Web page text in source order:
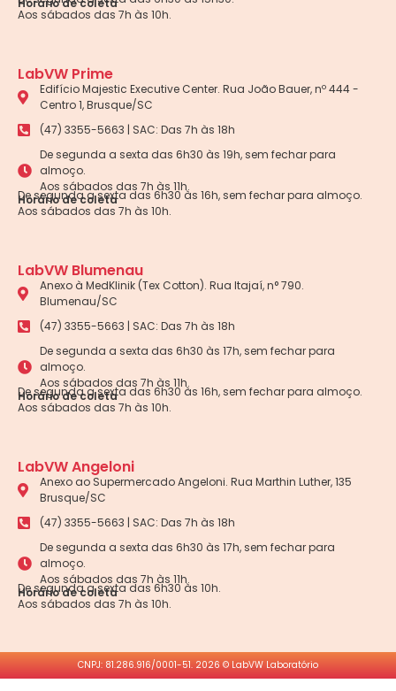
Horário de coleta
Aos sábados das 7h às 10h.
LabVW Prime
Edifício Majestic Executive Center. Rua João Bauer, nº 444 -
Centro 1, Brusque/SC
(47) 3355-5663 | SAC: Das 7h às 18h
De segunda a sexta das 6h30 às 19h, sem fechar para
almoço.
Aos sábados das 7h às 11h.
Horário de coleta
De segunda a sexta das 6h30 às 16h, sem fechar para almoço.
Aos sábados das 7h às 10h.
LabVW Blumenau
Anexo à MedKlinik (Tex Cotton). Rua Itajaí, n° 790.
Blumenau/SC
(47) 3355-5663 | SAC: Das 7h às 18h
De segunda a sexta das 6h30 às 17h, sem fechar para
almoço.
Aos sábados das 7h às 11h.
Horário de coleta
De segunda a sexta das 6h30 às 16h, sem fechar para almoço.
Aos sábados das 7h às 10h.
LabVW Angeloni
Anexo ao Supermercado Angeloni. Rua Marthin Luther, 135
Brusque/SC
(47) 3355-5663 | SAC: Das 7h às 18h
De segunda a sexta das 6h30 às 17h, sem fechar para
almoço.
Aos sábados das 7h às 11h.
Horário de coleta
De segunda a sexta das 6h30 às 10h.
Aos sábados das 7h às 10h.
CNPJ: 81.286.916/0001-51. 2026 © LabVW Laboratório